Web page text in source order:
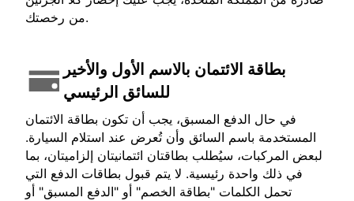
من رخصتك.
بطاقة الائتمان بالاسم الأول والأخير
للسائق الرئيسي
في حال الدفع المسبق، يجب أن تكون بطاقة الائتمان
المستخدمة باسم السائق وأن تُعرض عند استلام السيارة.
لبعض المركبات، سيُطلب بطاقتان ائتمانيتان إلزاميتان، بما
في ذلك واحدة رئيسية. لا يتم قبول بطاقات الدفع التي
تحمل الكلمات "بطاقة الخصم" أو "الدفع المسبق" أو